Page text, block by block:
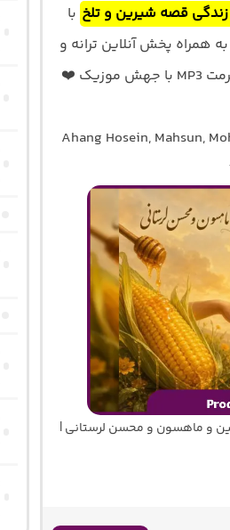
زندگی قصه شیرین و تلخ با
به همراه پخش آنلاین ترانه و
متن کامل موسیقی با کیفیت اصلی 320 و 128 با فرمت MP3 با جهش موزیک ❤️
Ahang Hosein, Mahsun,
و ماهسون و محسن لرستانی |